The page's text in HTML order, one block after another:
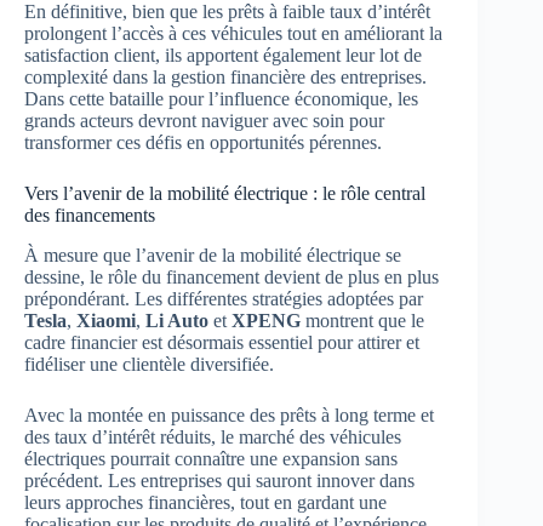
En définitive, bien que les prêts à faible taux d’intérêt
prolongent l’accès à ces véhicules tout en améliorant la
satisfaction client, ils apportent également leur lot de
complexité dans la gestion financière des entreprises.
Dans cette bataille pour l’influence économique, les
grands acteurs devront naviguer avec soin pour
transformer ces défis en opportunités pérennes.
Vers l’avenir de la mobilité électrique : le rôle central
des financements
À mesure que l’avenir de la mobilité électrique se
dessine, le rôle du financement devient de plus en plus
prépondérant. Les différentes stratégies adoptées par
Tesla, Xiaomi, Li Auto et XPENG montrent que le
cadre financier est désormais essentiel pour attirer et
fidéliser une clientèle diversifiée.
Avec la montée en puissance des prêts à long terme et
des taux d’intérêt réduits, le marché des véhicules
électriques pourrait connaître une expansion sans
précédent. Les entreprises qui sauront innover dans
leurs approches financières, tout en gardant une